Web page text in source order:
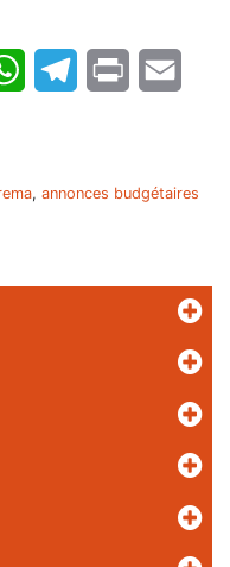
WhatsAppTelegram
Print
, annonces budgétaires